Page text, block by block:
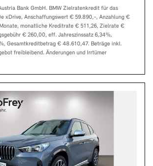
Bank GmbH. BMW Zielratenkredit für das
xDrive, Anschaffungswert € 59.890,-, Anzahlung €
monatliche Kreditrate € 511,26, Zielrate €
€ 260,00, eff. Jahreszinssatz 6,34%,
Gesamtkreditbetrag € 48.610,47. Beträge inkl.
freibleibend. Änderungen und Irrtümer